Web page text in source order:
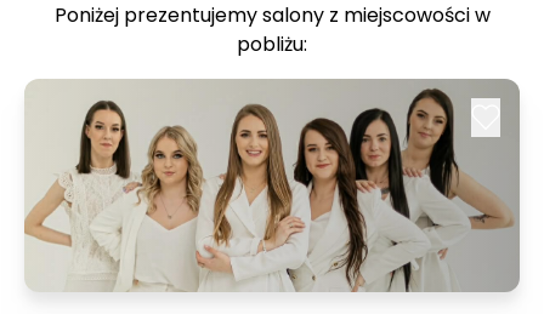
Poniżej prezentujemy salony z miejscowości w
pobliżu: